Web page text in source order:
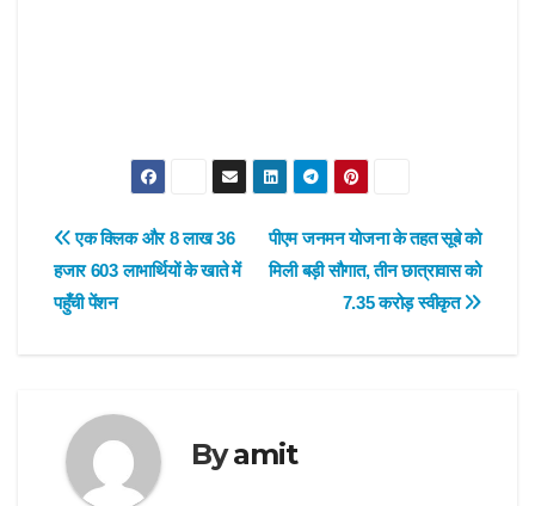
Post
navigation
पीएम जनमन योजना के तहत सूबे को
मिली बड़ी सौगात, तीन छात्रावास को
7.35 करोड़ स्वीकृत
एक क्लिक और 8 लाख 36
हजार 603 लाभार्थियों के खाते में
पहुँची पेंशन
Byamit